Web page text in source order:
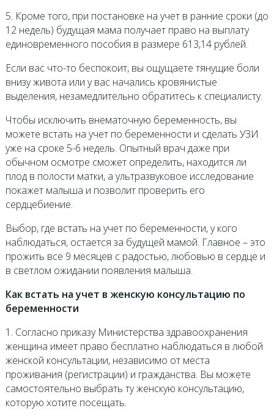
5. Кроме того, при постановке на учет в ранние сроки (до
12 недель) будущая мама получает право на выплату
единовременного пособия в размере 613,14 рублей.
Если вас что-то беспокоит, вы ощущаете тянущие боли
внизу живота или у вас начались кровянистые
выделения, незамедлительно обратитесь к специалисту.
Чтобы исключить внематочную беременность, вы
можете встать на учет по беременности и сделать УЗИ
уже на сроке 5-6 недель. Опытный врач даже при
обычном осмотре сможет определить, находится ли
плод в полости матки, а ультразвуковое исследование
покажет малыша и позволит проверить его
сердцебиение.
Выбор, где встать на учет по беременности, у кого
наблюдаться, остается за будущей мамой. Главное – это
прожить все 9 месяцев с радостью, любовью в сердце и
в светлом ожидании появления малыша.
Как встать на учет в женскую консультацию по
беременности
1. Согласно приказу Министерства здравоохранения
женщина имеет право бесплатно наблюдаться в любой
женской консультации, независимо от места
проживания (регистрации) и гражданства. Вы можете
самостоятельно выбрать ту женскую консультацию,
которую хотите посещать.